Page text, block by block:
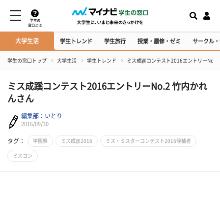
学生の
窓口とは
大学生活 学生トレンド 学生旅行 授業・履修・ゼミ サークル
学生の窓口トップ 大学生活 学生トレンド ミス成蹊コンテスト2016エントリーNo.2
ミス成蹊コンテスト2016エントリーNo.2 竹内かれ
んさん
編集部：いとり
2016/09/30
タグ： 学園祭 ミス成蹊2016 ミス・ミスターコンテスト2016候補者
ミスコン